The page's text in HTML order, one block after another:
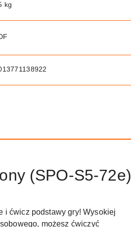
kg
(SPO-S5-72e)
i ćwicz podstawy gry! Wysokiej
możesz ćwiczyć